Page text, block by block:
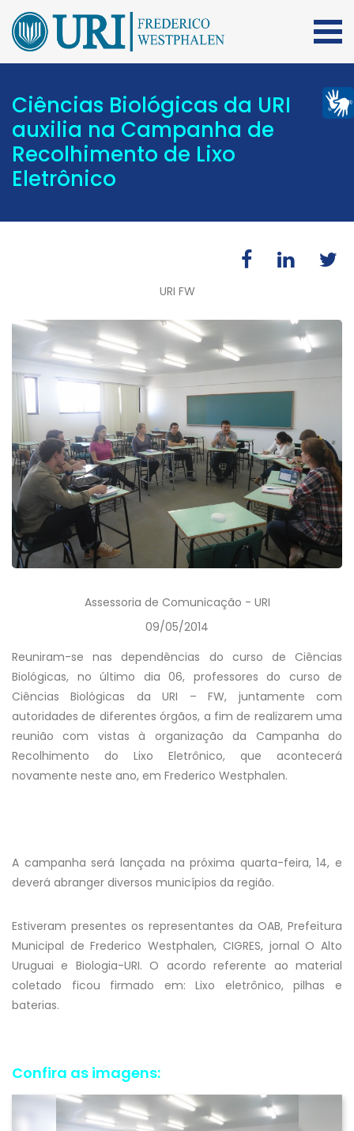
Ciências Biológicas da URI
auxilia na Campanha de
Recolhimento de Lixo
Eletrônico
URI FW
Assessoria de Comunicação - URI
09/05/2014
Reuniram-se nas dependências do curso de Ciências
Biológicas, no último dia 06, professores do curso de
Ciências Biológicas da URI – FW, juntamente com
autoridades de diferentes órgãos, a fim de realizarem uma
reunião com vistas à organização da Campanha do
Recolhimento do Lixo Eletrônico, que acontecerá
novamente neste ano, em Frederico Westphalen.
A campanha será lançada na próxima quarta-feira, 14, e
deverá abranger diversos municípios da região.
Estiveram presentes os representantes da OAB, Prefeitura
Municipal de Frederico Westphalen, CIGRES, jornal O Alto
Uruguai e Biologia-URI. O acordo referente ao material
coletado ficou firmado em: Lixo eletrônico, pilhas e
baterias.
Confira as imagens: